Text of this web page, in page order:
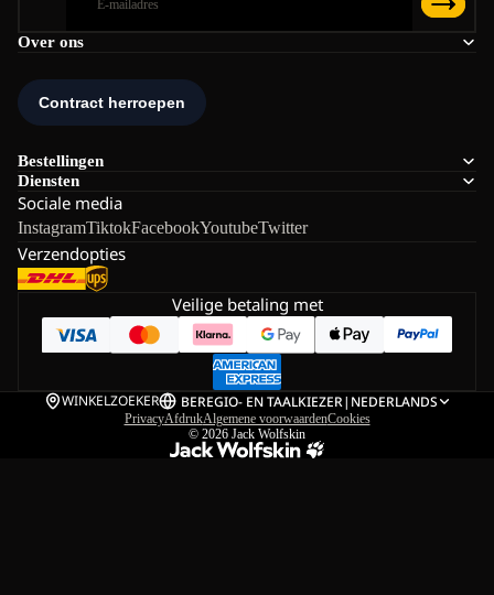
Over ons
Bestellingen
Diensten
Sociale media
InstagramTiktokFacebookYoutubeTwitter
Verzendopties
Veilige betaling met
WINKELZOEKER BEREGIO- EN TAALKIEZER| NEDERLANDS
PrivacyAfdrukAlgemene voorwaardenCookies
© 2026 Jack Wolfskin